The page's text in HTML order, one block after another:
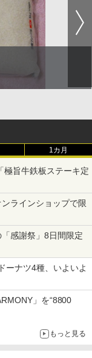
1カ月
極旨牛鉄板ステーキ定
ラインショップで限
感謝祭」8日間限定
ーナツ4種、いよいよ
」を“8800
もっと見る